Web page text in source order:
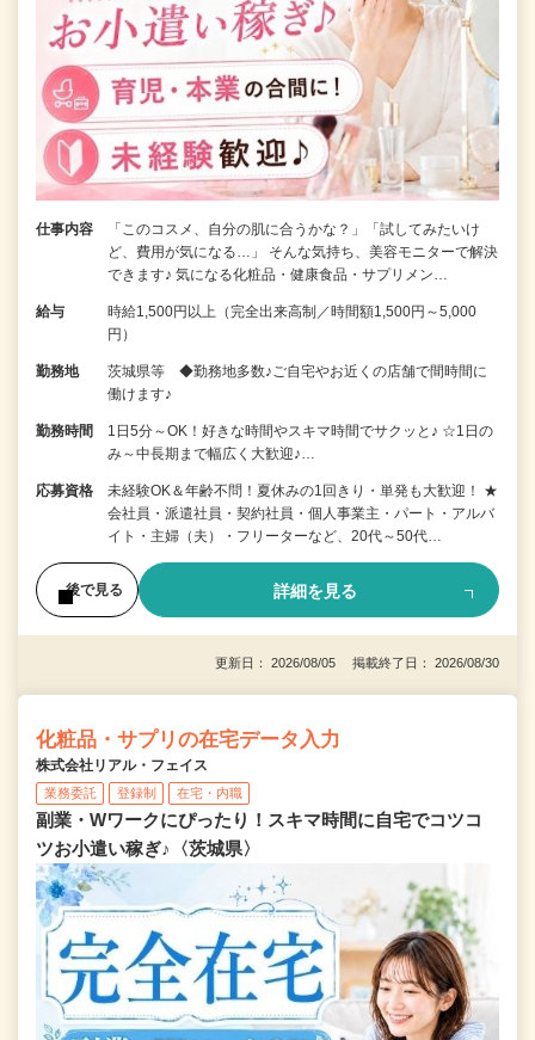
仕事内容
「このコスメ、自分の肌に合うかな？」「試してみたいけ
ど、費用が気になる…」 そんな気持ち、美容モニターで解決
できます♪ 気になる化粧品・健康食品・サプリメン…
給与
時給1,500円以上（完全出来高制／時間額1,500円～5,000
円）
勤務地
茨城県等 ◆勤務地多数♪ご自宅やお近くの店舗で間時間に
働けます♪
勤務時間
1日5分～OK！好きな時間やスキマ時間でサクッと♪ ☆1日の
み～中長期まで幅広く大歓迎♪…
応募資格
未経験OK＆年齢不問！夏休みの1回きり・単発も大歓迎！ ★
会社員・派遣社員・契約社員・個人事業主・パート・アルバ
イト・主婦（夫）・フリーターなど、20代～50代…
後で見る 詳細を見る
更新日： 2026/08/05 掲載終了日： 2026/08/30
化粧品・サプリの在宅データ入力
株式会社リアル・フェイス
業務委託 登録制 在宅・内職
副業・Wワークにぴったり！スキマ時間に自宅でコツコ
ツお小遣い稼ぎ♪〈茨城県〉